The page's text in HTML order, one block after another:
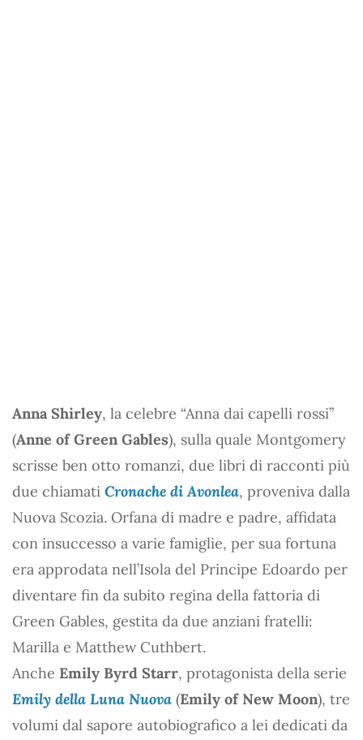
Anna Shirley, la celebre “Anna dai capelli rossi”
(Anne of Green Gables), sulla quale Montgomery
scrisse ben otto romanzi, due libri di racconti più
due chiamati Cronache di Avonlea, proveniva dalla
Nuova Scozia. Orfana di madre e padre, affidata
con insuccesso a varie famiglie, per sua fortuna
era approdata nell’Isola del Principe Edoardo per
diventare fin da subito regina della fattoria di
Green Gables, gestita da due anziani fratelli:
Marilla e Matthew Cuthbert.
Anche Emily Byrd Starr, protagonista della serie
Emily della Luna Nuova (Emily of New Moon), tre
volumi dal sapore autobiografico a lei dedicati da